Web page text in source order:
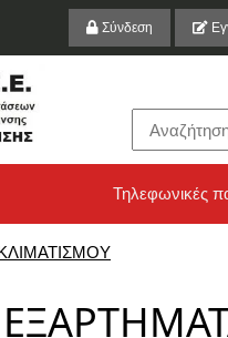
Σύνδεση
Τηλεφωνικές